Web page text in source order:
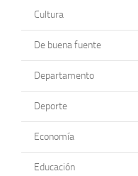
Cultura
De buena fuente
Departamento
Deporte
Economía
Educación